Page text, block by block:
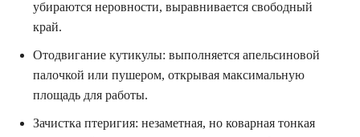
убираются неровности, выравнивается свободный
край.
Отодвигание кутикулы: выполняется апельсиновой
палочкой или пушером, открывая максимальную
площадь для работы.
Зачистка птеригия: незаметная, но коварная тонкая